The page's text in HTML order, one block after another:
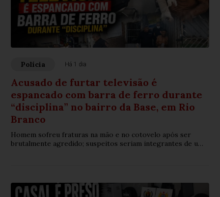
Polícia Há 1 dia
Acusado de furtar televisão é
espancado com barra de ferro durante
“disciplina” no bairro da Base, em Rio
Branco
Homem sofreu fraturas na mão e no cotovelo após ser
brutalmente agredido; suspeitos seriam integrantes de uma